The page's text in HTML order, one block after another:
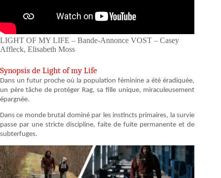
LIGHT OF MY LIFE – Bande-Annonce VOST – Casey
Affleck, Elisabeth Moss
Synopsis de Light of my Life
Dans un futur proche où la population féminine a été éradiquée,
un père tâche de protéger Rag, sa fille unique, miraculeusement
épargnée.
Dans ce monde brutal dominé par les instincts primaires, la survie
passe par une stricte discipline, faite de fuite permanente et de
subterfuges.